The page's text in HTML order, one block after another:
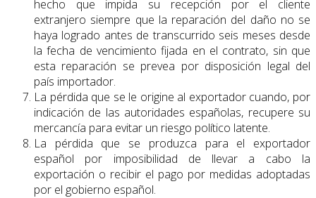
hecho que impida su recepción por el cliente
extranjero siempre que la reparación del daño no se
haya logrado antes de transcurrido seis meses desde
la fecha de vencimiento fijada en el contrato, sin que
esta reparación se prevea por disposición legal del
país importador.
La pérdida que se le origine al exportador cuando, por
indicación de las autoridades españolas, recupere su
mercancía para evitar un riesgo político latente.
La pérdida que se produzca para el exportador
español por imposibilidad de llevar a cabo la
exportación o recibir el pago por medidas adoptadas
por el gobierno español.